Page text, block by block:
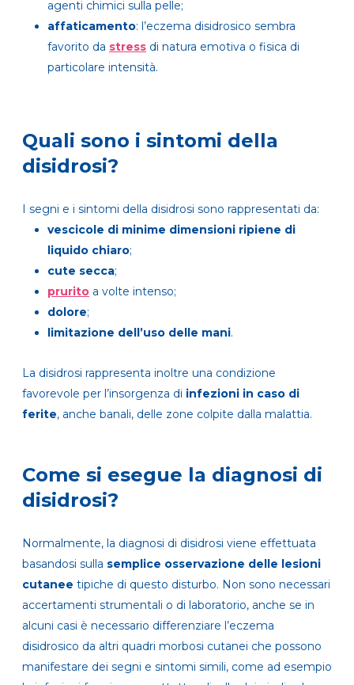
agenti chimici sulla pelle;
affaticamento: l’eczema disidrosico sembra
favorito da stress di natura emotiva o fisica di
particolare intensità.
Quali sono i sintomi della
disidrosi?
I segni e i sintomi della disidrosi sono rappresentati da:
vescicole di minime dimensioni ripiene di
liquido chiaro;
cute secca;
prurito a volte intenso;
dolore;
limitazione dell’uso delle mani.
La disidrosi rappresenta inoltre una condizione
favorevole per l’insorgenza di infezioni in caso di
ferite, anche banali, delle zone colpite dalla malattia.
Come si esegue la diagnosi di
disidrosi?
Normalmente, la diagnosi di disidrosi viene effettuata
basandosi sulla semplice osservazione delle lesioni
cutanee tipiche di questo disturbo. Non sono necessari
accertamenti strumentali o di laboratorio, anche se in
alcuni casi è necessario differenziare l’eczema
disidrosico da altri quadri morbosi cutanei che possono
manifestare dei segni e sintomi simili, come ad esempio